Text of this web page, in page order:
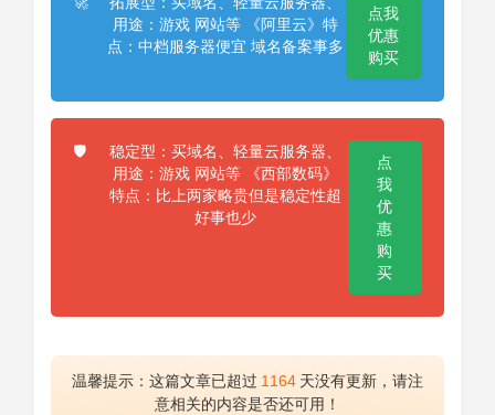
用途：游戏 网站等 《阿里云》特
点：中档服务器便宜 域名备案事多
点我
优惠
购买
🛡️
稳定型：买域名、轻量云服务器、
用途：游戏 网站等 《西部数码》
特点：比上两家略贵但是稳定性超
好事也少
点
我
优
惠
购
买
温馨提示：这篇文章已超过 1164 天没有更新，请注
意相关的内容是否还可用！